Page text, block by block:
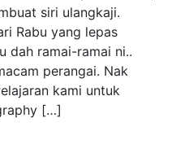
siri ulangkaji.
Rabu yang lepas
dah ramai-ramai ni..
perangai. Nak
kami untuk
[…]